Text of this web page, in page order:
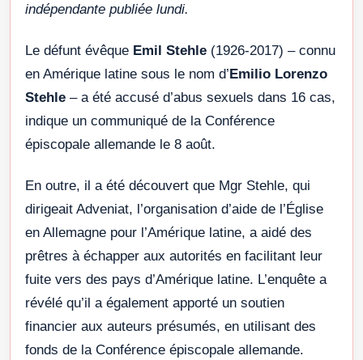
indépendante publiée lundi.
Le défunt évêque Emil Stehle (1926-2017) – connu
en Amérique latine sous le nom d’Emilio Lorenzo
Stehle – a été accusé d’abus sexuels dans 16 cas,
indique un communiqué de la Conférence
épiscopale allemande le 8 août.
En outre, il a été découvert que Mgr Stehle, qui
dirigeait Adveniat, l’organisation d’aide de l’Église
en Allemagne pour l’Amérique latine, a aidé des
prêtres à échapper aux autorités en facilitant leur
fuite vers des pays d’Amérique latine. L’enquête a
révélé qu’il a également apporté un soutien
financier aux auteurs présumés, en utilisant des
fonds de la Conférence épiscopale allemande.